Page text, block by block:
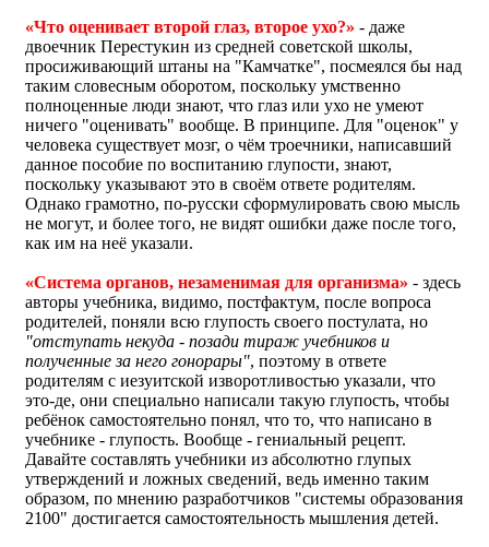
«Что оценивает второй глаз, второе ухо?» - даже
двоечник Перестукин из средней советской школы,
просиживающий штаны на "Камчатке", посмеялся бы над
таким словесным оборотом, поскольку умственно
полноценные люди знают, что глаз или ухо не умеют
ничего "оценивать" вообще. В принципе. Для "оценок" у
человека существует мозг, о чём троечники, написавший
данное пособие по воспитанию глупости, знают,
поскольку указывают это в своём ответе родителям.
Однако грамотно, по-русски сформулировать свою мысль
не могут, и более того, не видят ошибки даже после того,
как им на неё указали.
«Система органов, незаменимая для организма» - здесь
авторы учебника, видимо, постфактум, после вопроса
родителей, поняли всю глупость своего постулата, но
"отступать некуда - позади тираж учебников и
полученные за него гонорары", поэтому в ответе
родителям с иезуитской изворотливостью указали, что
это-де, они специально написали такую глупость, чтобы
ребёнок самостоятельно понял, что то, что написано в
учебнике - глупость. Вообще - гениальный рецепт.
Давайте составлять учебники из абсолютно глупых
утверждений и ложных сведений, ведь именно таким
образом, по мнению разработчиков "системы образования
2100" достигается самостоятельность мышления детей.